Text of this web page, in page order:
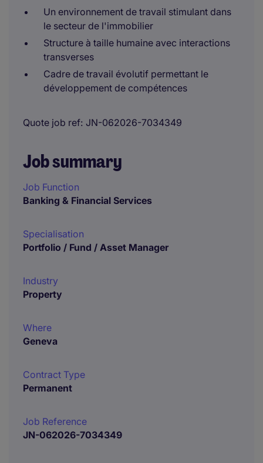
Un environnement de travail stimulant dans
le secteur de l'immobilier
Structure à taille humaine avec interactions
transverses
Cadre de travail évolutif permettant le
développement de compétences
Quote job ref JN-062026-7034349
Job summary
Job Function
Banking & Financial Services
Specialisation
Portfolio / Fund / Asset Manager
Industry
Property
Where
Geneva
Contract Type
Permanent
Job Reference
JN-062026-7034349